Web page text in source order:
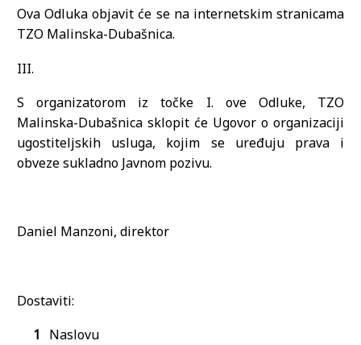
Ova Odluka objavit će se na internetskim stranicama
TZO Malinska-Dubašnica.
III.
S organizatorom iz točke I. ove Odluke, TZO
Malinska-Dubašnica sklopit će Ugovor o organizaciji
ugostiteljskih usluga, kojim se uređuju prava i
obveze sukladno Javnom pozivu.
Daniel Manzoni, direktor
Dostaviti:
Naslovu